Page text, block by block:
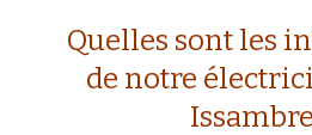
Quelles sont les
de notre